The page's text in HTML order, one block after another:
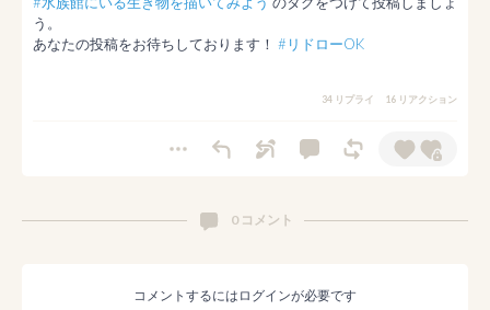
う。
あなたの投稿をお待ちしております！ #リドローOK
34 リプライ 16 リアクション
0 コメント
コメントするにはログインが必要です